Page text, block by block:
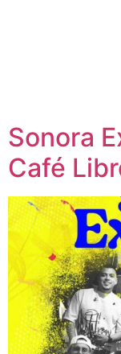
Sonora
Café